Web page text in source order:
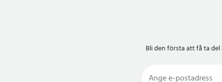
Bli den första att få ta